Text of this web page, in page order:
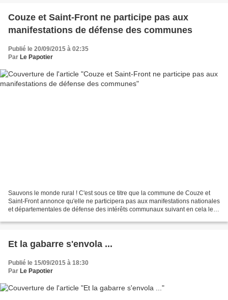
Couze et Saint-Front ne participe pas aux
manifestations de défense des communes
Publié le 20/09/2015 à 02:35
Par Le Papotier
Sauvons le monde rural ! C'est sous ce titre que la commune de Couze et
Saint-Front annonce qu'elle ne participera pas aux manifestations nationales
et départementales de défense des intérêts communaux suivant en cela les
Et la gabarre s'envola ...
Publié le 15/09/2015 à 18:30
Par Le Papotier